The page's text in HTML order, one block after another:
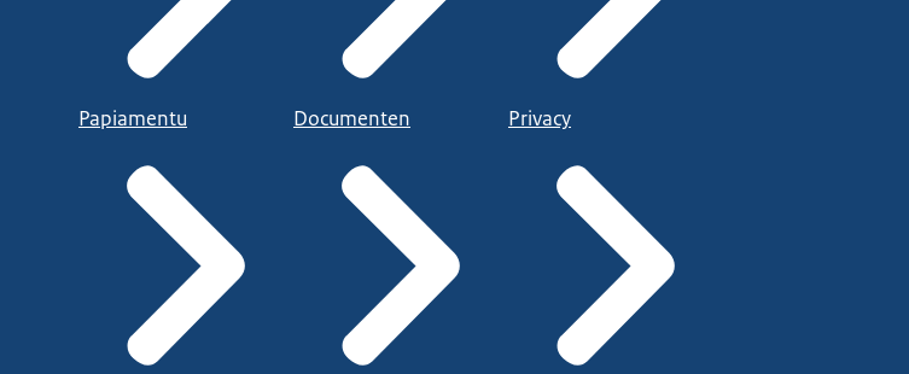
Papiamentu Documenten Privacy